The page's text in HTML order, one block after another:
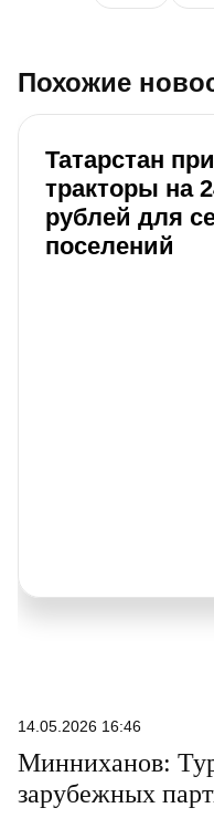
Похожие
Татарстан
тракторы на
рублей для
поселений
14.05.2026 16:46
Минниханов:
зарубежных